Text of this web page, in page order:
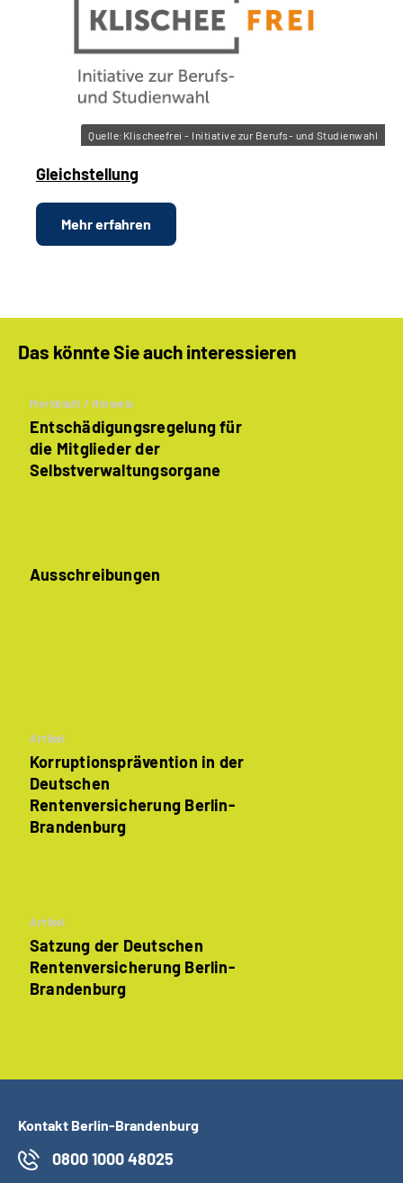
Gleichstellung
Mehr erfahren
Quelle:Klischeefrei - Initiative zur Berufs- und Studienwahl
Das könnte Sie auch interessieren
Merkblatt / Hinweis
Entschädigungsregelung für
die Mitglieder der
Selbstverwaltungsorgane
Ausschreibungen
Artikel
Korruptionsprävention in der
Deutschen
Rentenversicherung Berlin-
Brandenburg
Artikel
Satzung der Deutschen
Rentenversicherung Berlin-
Brandenburg
Kontakt Berlin-Brandenburg
0800 1000 48025